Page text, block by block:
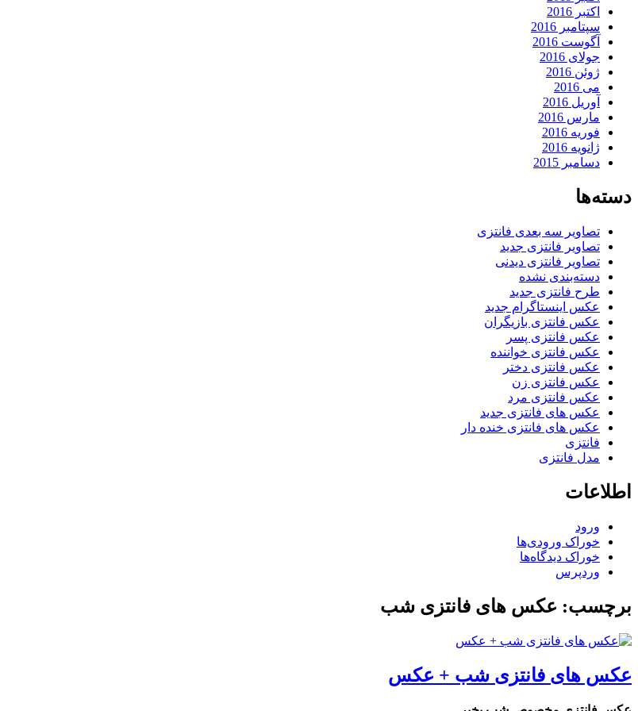
اکتبر 2016
سپتامبر 2016
آگوست 2016
جولای 2016
ژوئن 2016
می 2016
آوریل 2016
مارس 2016
فوریه 2016
ژانویه 2016
دسامبر 2015
دسته‌ها
تصاویر سه بعدی فانتزی
تصاویر فانتزی جدید
تصاویر فانتزی دیدنی
دسته‌بندی نشده
طرح فانتزی جدید
عکس اینستاگرام جدید
عکس فانتزی بازیگران
عکس فانتزی پسر
عکس فانتزی خواننده
عکس فانتزی دختر
عکس فانتزی زن
عکس فانتزی مرد
عکس های فانتزی جدید
عکس های فانتزی خنده دار
فانتزی
مدل فانتزی
اطلاعات
ورود
خوراک ورودی‌ها
خوراک دیدگاه‌ها
وردپرس
برچسب: عکس های فانتزی شب
عکس های فانتزی شب + عکس